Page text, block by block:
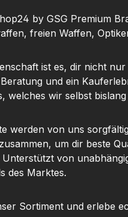
by GSG Premium
freien Waffen,
ist es, dir nicht
und ein
welches wir selbst
werden von uns
um dir beste
Unterstützt von
des Marktes.
Sortiment und erlebe